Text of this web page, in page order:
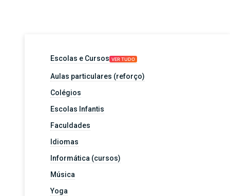
Escolas e Cursos VER TUDO
Aulas particulares (reforço)
Colégios
Escolas Infantis
Faculdades
Idiomas
Informática (cursos)
Música
Yoga